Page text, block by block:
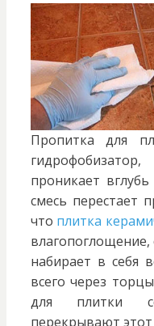
Пропитка для
проникает
смесь перестает
что плитка
набирает в себя
всего через
для плитки
перекрывают этот